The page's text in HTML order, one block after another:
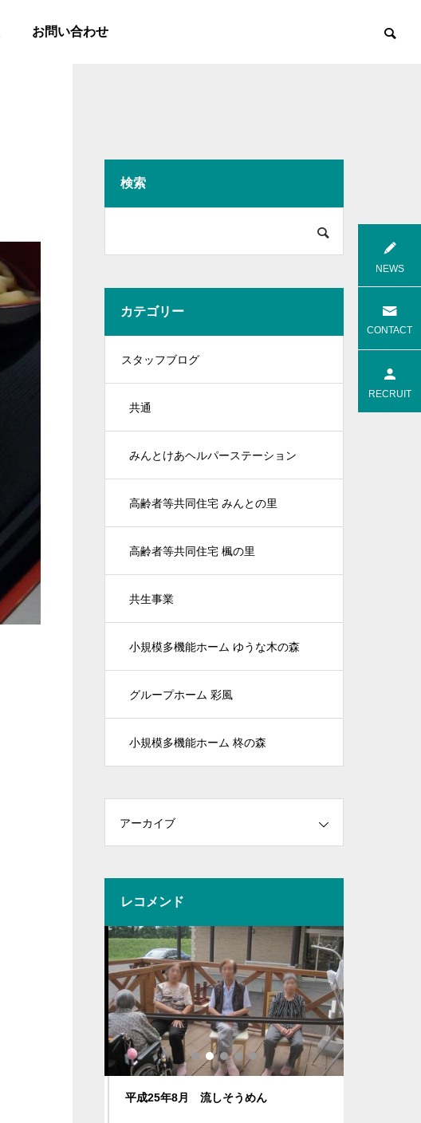
お問い合わせ
8月花火 8月焼肉
高齢者等共
検索
カテゴリー
スタッフブログ
共通
みんとけあヘルパーステーション
高齢者等共同住宅 みんとの里
高齢者等共同住宅 楓の里
共生事業
小規模多機能ホーム ゆうな木の森
グループホーム 彩風
小規模多機能ホーム 柊の森
アーカイブ
レコメンド
平成25年8月 流しそうめん
NEWS
CONTACT
RECRUIT